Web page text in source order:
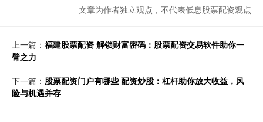
文章为作者独立观点，不代表低息股票配资观点
上一篇： 福建股票配资 解锁财富密码：股票配资交易软件助你一
臂之力
下一篇： 股票配资门户有哪些 配资炒股：杠杆助你放大收益，风
险与机遇并存